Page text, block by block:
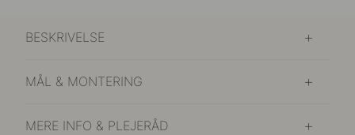
BESKRIVELSE
MÅL & MONTERING
MERE INFO & PLEJERÅD